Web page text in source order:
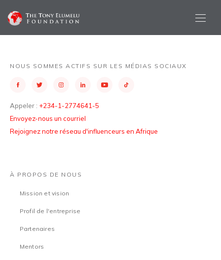
NOUS SOMMES ACTIFS SUR LES MÉDIAS SOCIAUX
Appeler : +234-1-2774641-5
Envoyez-nous un courriel
Rejoignez notre réseau d'influenceurs en Afrique
À PROPOS DE NOUS
Mission et vision
Profil de l'entreprise
Partenaires
Mentors